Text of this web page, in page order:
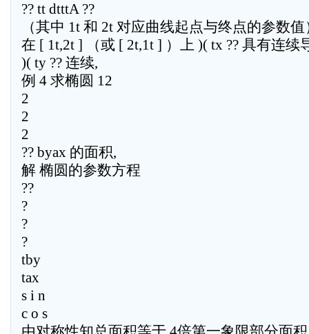
?? tt dtttA ??
（其中 1t 和 2t 对应曲线起点与终点的参数值
在 [ 1t,2t ] （或 [ 2t,1t ] ）上 )( tx ?? 具有连续
)( ty ?? 连续,
例 4 求椭圆 12
2
2
2
?? byax 的面积,
解 椭圆的参数方程
??
?
?
?
tby
tax
s i n
c o s